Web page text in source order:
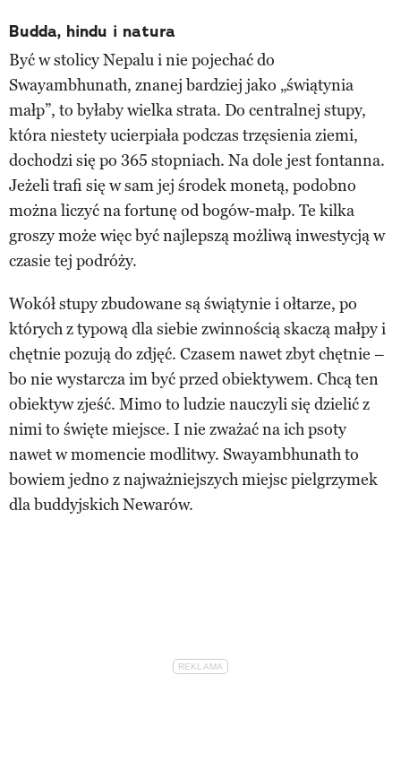
Budda, hindu i natura
Być w stolicy Nepalu i nie pojechać do
Swayambhunath, znanej bardziej jako „świątynia
małp”, to byłaby wielka strata. Do centralnej stupy,
która niestety ucierpiała podczas trzęsienia ziemi,
dochodzi się po 365 stopniach. Na dole jest fontanna.
Jeżeli trafi się w sam jej środek monetą, podobno
można liczyć na fortunę od bogów-małp. Te kilka
groszy może więc być najlepszą możliwą inwestycją w
czasie tej podróży.
Wokół stupy zbudowane są świątynie i ołtarze, po
których z typową dla siebie zwinnością skaczą małpy i
chętnie pozują do zdjęć. Czasem nawet zbyt chętnie –
bo nie wystarcza im być przed obiektywem. Chcą ten
obiektyw zjeść. Mimo to ludzie nauczyli się dzielić z
nimi to święte miejsce. I nie zważać na ich psoty
nawet w momencie modlitwy. Swayambhunath to
bowiem jedno z najważniejszych miejsc pielgrzymek
dla buddyjskich Newarów.